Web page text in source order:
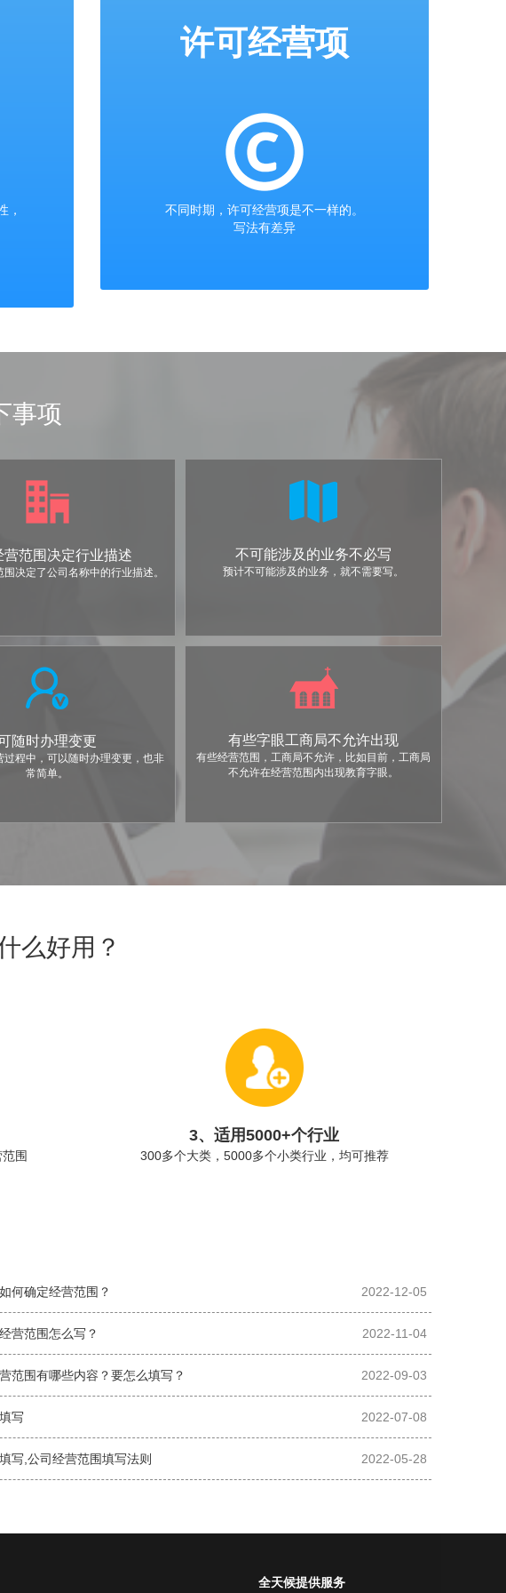
，
许可经营项
不同时期，许可经营项是不一样的。
写法有差异
事项
营范围决定行业描述
决定了公司名称中的行业描述。
不可能涉及的业务不必写
预计不可能涉及的业务，就不需要写。
随时办理变更
过程中，可以随时办理变更，也非
常简单。
有些字眼工商局不允许出现
有些经营范围，工商局不允许，比如目前，工商局
不允许在经营范围内出现教育字眼。
么好用？
围
3、适用5000+个行业
300多个大类，5000多个小类行业，均可推荐
何确定经营范围？ 2022-12-05
营范围怎么写？ 2022-11-04
范围有哪些内容？要怎么填写？ 2022-09-03
写 2022-07-08
写,公司经营范围填写法则 2022-05-28
全天候提供服务